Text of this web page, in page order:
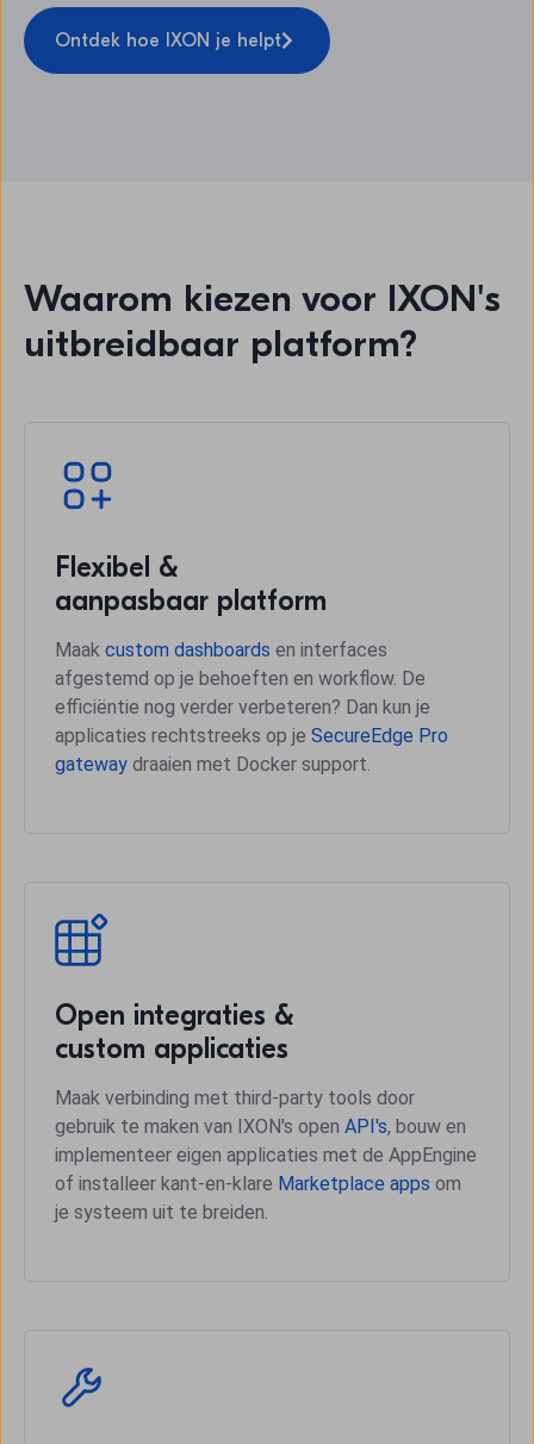
Ontdek hoe IXON je helpt
Waarom kiezen voor IXON's
uitbreidbaar platform?
Flexibel &
aanpasbaar platform
Maak custom dashboards en interfaces
afgestemd op je behoeften en workflow. De
efficiëntie nog verder verbeteren? Dan kun je
applicaties rechtstreeks op je SecureEdge Pro
gateway draaien met Docker support.
Open integraties &
custom applicaties
Maak verbinding met third-party tools door
gebruik te maken van IXON's open API's, bouw en
implementeer eigen applicaties met de AppEngine
of installeer kant-en-klare Marketplace apps om
je systeem uit te breiden.